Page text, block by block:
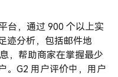
台，通过 900 个以上实
迹分析，包括邮件地
，帮助商家在掌握最少
。G2 用户评价中，用户